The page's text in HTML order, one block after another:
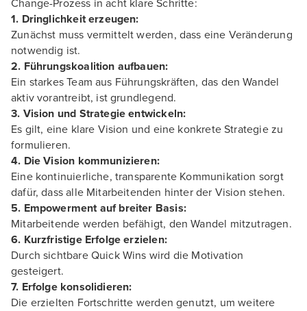
Change-Prozess in acht klare Schritte:
1. Dringlichkeit erzeugen:
Zunächst muss vermittelt werden, dass eine Veränderung
notwendig ist.
2. Führungskoalition aufbauen:
Ein starkes Team aus Führungskräften, das den Wandel
aktiv vorantreibt, ist grundlegend.
3. Vision und Strategie entwickeln:
Es gilt, eine klare Vision und eine konkrete Strategie zu
formulieren.
4. Die Vision kommunizieren:
Eine kontinuierliche, transparente Kommunikation sorgt
dafür, dass alle Mitarbeitenden hinter der Vision stehen.
5. Empowerment auf breiter Basis:
Mitarbeitende werden befähigt, den Wandel mitzutragen.
6. Kurzfristige Erfolge erzielen:
Durch sichtbare Quick Wins wird die Motivation
gesteigert.
7. Erfolge konsolidieren:
Die erzielten Fortschritte werden genutzt, um weitere